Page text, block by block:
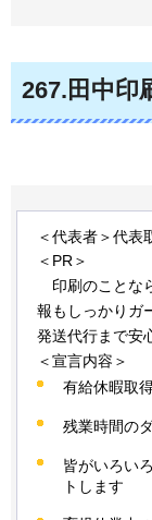
267.田中印
＜代表者＞代表
＜PR＞
印刷のことな
報もしっかりガ
発送代行まで安
＜宣言内容＞
有給休暇取
残業時間の
皆がいろい
トします